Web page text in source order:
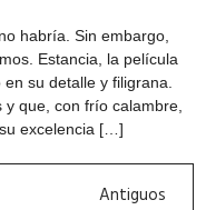
habría. Sin embargo,
Estancia, la película
su detalle y filigrana.
que, con frío calambre,
excelencia […]
Antiguos